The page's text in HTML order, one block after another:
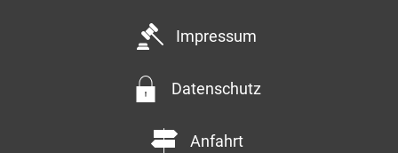
Impressum
Datenschutz
Anfahrt